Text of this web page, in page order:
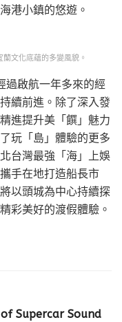
港小鎮的悠遊。
蘭文化底蘊的多變風貌。
過啟航一年多來的經
續前進。除了深入發
進提升美「饌」魅力
玩「島」體驗的更多
台灣最強「海」上娛
手在地打造船長市
以頭城為中心持續探
彩美好的渡假體驗。
of Supercar Sound